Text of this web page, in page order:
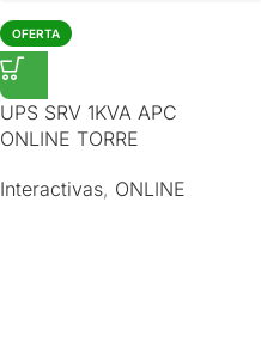
OFERTA
UPS SRV 1KVA APC
ONLINE TORRE
Interactivas, ONLINE